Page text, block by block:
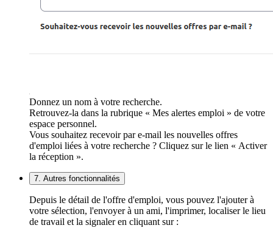
Donnez un nom à votre recherche.
Retrouvez-la dans la rubrique « Mes alertes emploi » de votre
espace personnel.
Vous souhaitez recevoir par e-mail les nouvelles offres
d'emploi liées à votre recherche ? Cliquez sur le lien « Activer
la réception ».
7. Autres fonctionnalités
Depuis le détail de l'offre d'emploi, vous pouvez l'ajouter à
votre sélection, l'envoyer à un ami, l'imprimer, localiser le lieu
de travail et la signaler en cliquant sur :